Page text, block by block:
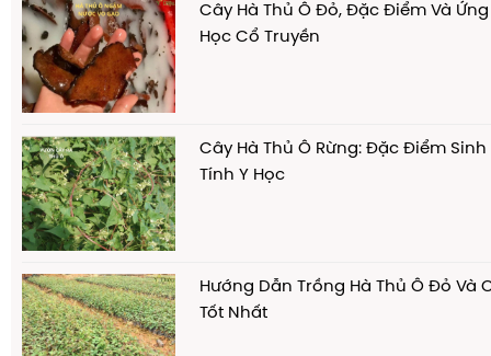
Cây Hà Thủ Ô Đỏ, Đặc Điểm Và
Học Cổ Truyền
Cây Hà Thủ Ô Rừng: Đặc Điểm
Tính Y Học
Hướng Dẫn Trồng Hà Thủ Ô Đỏ Và
Tốt Nhất